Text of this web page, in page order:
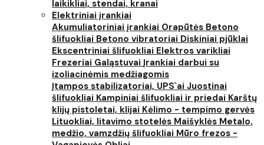
laikikliai, stendai, kranai
Elektriniai įrankiai
Akumuliatoriniai įrankiai Orapūtės Betono
šlifuokliai Betono vibratoriai Diskiniai pjūklai
Ekscentriniai šlifuokliai Elektros varikliai
Frezeriai Galąstuvai Įrankiai darbui su
izoliacinėmis medžiagomis
Įtampos stabilizatoriai, UPS`ai Juostinai
šlifuokliai Kampiniai šlifuokliai ir priedai Karštų
klijų pistoletai, klijai Kėlimo - tempimo gervės
Lituokliai, litavimo stotelės Maišyklės Metalo,
medžio, vamzdžių šlifuokliai Mūro frezos -